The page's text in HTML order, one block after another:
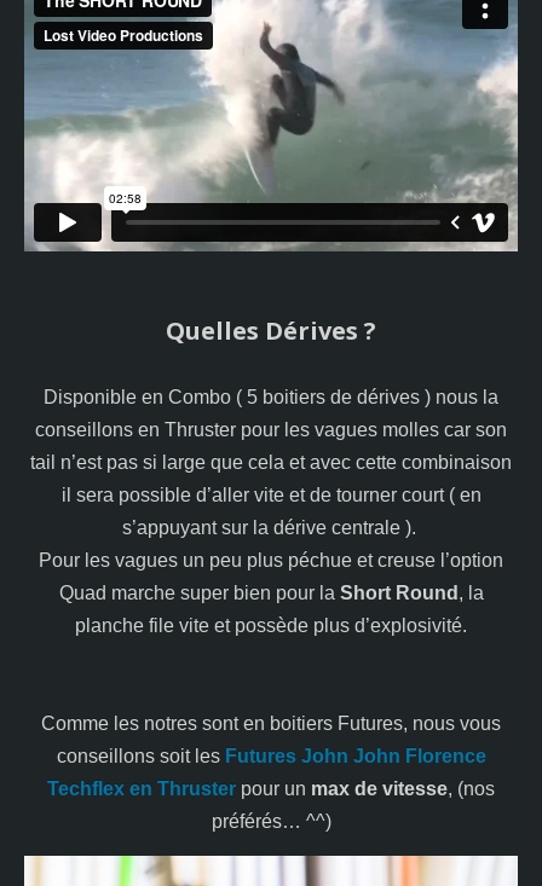
Quelles Dérives ?
Disponible en Combo ( 5 boitiers de dérives ) nous la
conseillons en Thruster pour les vagues molles car son
tail n’est pas si large que cela et avec cette combinaison
il sera possible d’aller vite et de tourner court ( en
s’appuyant sur la dérive centrale ).
Pour les vagues un peu plus péchue et creuse l’option
Quad marche super bien pour la Short Round , la
planche file vite et possède plus d’explosivité.
Comme les notres sont en boitiers Futures, nous vous
conseillons soit les Futures John John Florence
Techflex en Thruster pour un max de vitesse, (nos
préférés… ^^)